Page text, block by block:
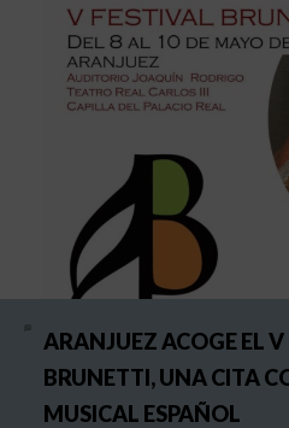
ARANJUEZ ACOGE EL V
BRUNETTI, UNA CITA
MUSICAL ESPAÑOL